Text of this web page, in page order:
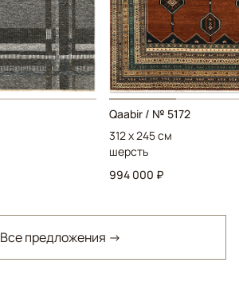
Qaabir / № 5172
312 x 245 см
шерсть
994 000 ₽
Все предложения →